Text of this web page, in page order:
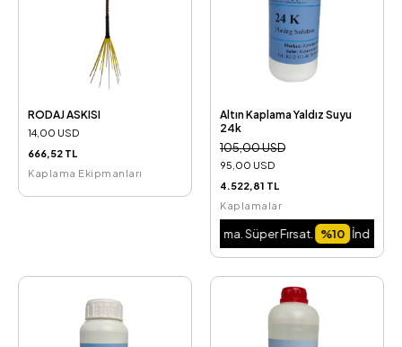
RODAJ ASKISI
14,00 USD
666,52 TL
Kaplama Ekipmanları
Altın Kaplama Yaldız Suyu
24k
105,00 USD
95,00 USD
4.522,81 TL
Kaplamalar
İndirim Fırsatını Kaçırma. Süper Fırsat. %10 İndirim